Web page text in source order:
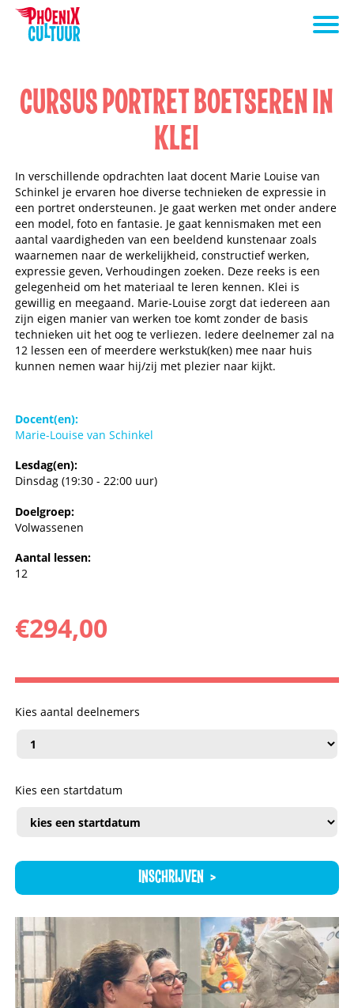
CURSUS PORTRET BOETSEREN IN
KLEI
In verschillende opdrachten laat docent Marie Louise van
Schinkel je ervaren hoe diverse technieken de expressie in
een portret ondersteunen. Je gaat werken met onder andere
een model, foto en fantasie. Je gaat kennismaken met een
aantal vaardigheden van een beeldend kunstenaar zoals
waarnemen naar de werkelijkheid, constructief werken,
expressie geven, Verhoudingen zoeken. Deze reeks is een
gelegenheid om het materiaal te leren kennen. Klei is
gewillig en meegaand. Marie-Louise zorgt dat iedereen aan
zijn eigen manier van werken toe komt zonder de basis
technieken uit het oog te verliezen. Iedere deelnemer zal na
12 lessen een of meerdere werkstuk(ken) mee naar huis
kunnen nemen waar hij/zij met plezier naar kijkt.
Docent(en):
Marie-Louise van Schinkel
Lesdag(en):
Dinsdag (19:30 - 22:00 uur)
Doelgroep:
Volwassenen
Aantal lessen:
12
€294,00
Kies aantal deelnemers
Kies een startdatum
INSCHRIJVEN